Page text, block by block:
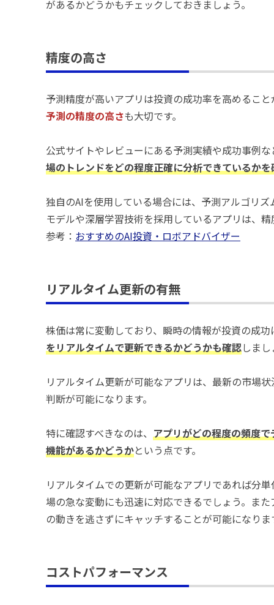
があるかどうかもチェックしておきましょう。
精度の高さ
予測精度が高いアプリは投資の成功率を高めるこ
予測の精度の高さも大切です。
公式サイトやレビューにある予測実績や成功事例
場のトレンドをどの程度正確に分析できているかを
独自のAIを使用している場合には、予測アルゴリ
モデルや深層学習技術を採用しているアプリは、
参考： おすすめのAI投資・ロボアドバイザー
リアルタイム更新の有無
株価は常に変動しており、瞬時の情報が投資の成
をリアルタイムで更新できるかどうかも確認しま
リアルタイム更新が可能なアプリは、最新の市場
判断が可能になります。
特に確認すべきなのは、 アプリがどの程度の頻度
機能があるかどうかという点です。
リアルタイムでの更新が可能なアプリであれば分
場の急な変動にも迅速に対応できるでしょう。ま
の動きを逃さずにキャッチすることが可能になりま
コストパフォーマンス